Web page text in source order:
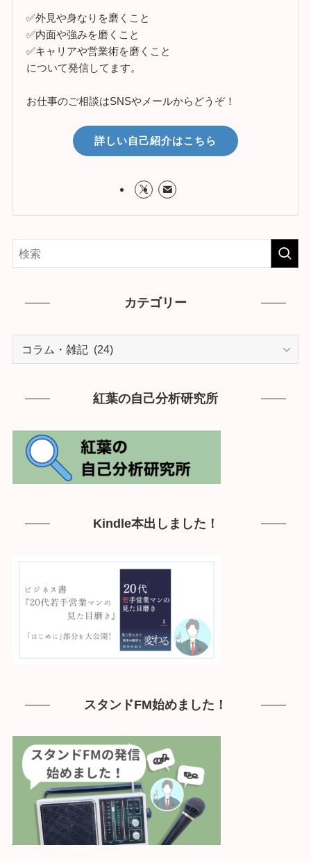
✅外見や身なりを磨くこと
✅内面や強みを磨くこと
✅キャリアや営業術を磨くこと
について発信してます。
お仕事のご相談はSNSやメールからどうぞ！
詳しい自己紹介はこちら
カテゴリー
紅葉の自己分析研究所
Kindle本出しました！
スタンドFM始めました！